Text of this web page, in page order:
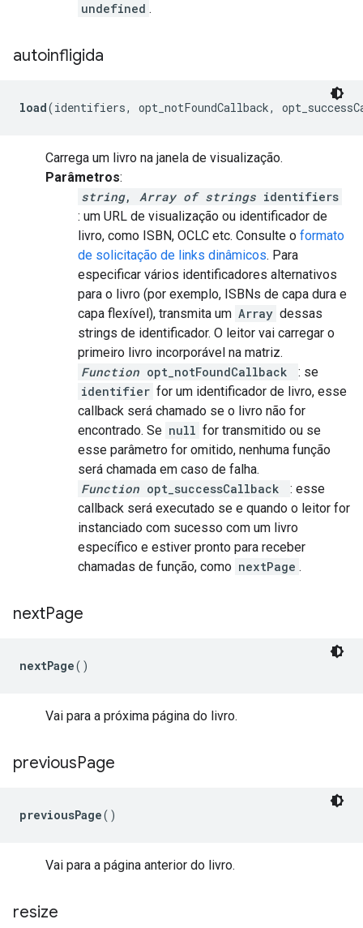
undefined .
autoinfligida
load(identifiers, opt_notFoundCallback,
Carrega um livro na janela de visualização.
Parâmetros:
string, Array of strings identifiers
: um URL de visualização ou identificador de
livro, como ISBN, OCLC etc. Consulte o formato
de solicitação de links dinâmicos. Para
especificar vários identificadores alternativos
para o livro (por exemplo, ISBNs de capa dura e
capa flexível), transmita um Array dessas
strings de identificador. O leitor vai carregar o
primeiro livro incorporável na matriz.
Function opt_notFoundCallback
: se
identifier for um identificador de livro, esse
callback será chamado se o livro não for
encontrado. Se null for transmitido ou se
esse parâmetro for omitido, nenhuma função
será chamada em caso de falha.
Function opt_successCallback
: esse
callback será executado se e quando o leitor for
instanciado com sucesso com um livro
específico e estiver pronto para receber
chamadas de função, como nextPage .
nextPage
nextPage()
Vai para a próxima página do livro.
previousPage
previousPage()
Vai para a página anterior do livro.
resize